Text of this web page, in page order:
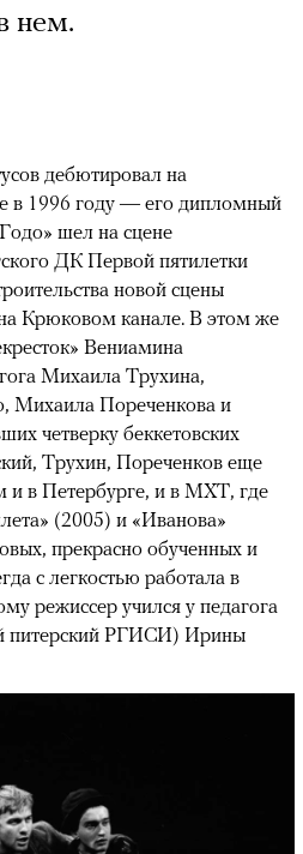
нем.
дебютировал на
в 1996 году — его дипломный
шел на сцене
ДК Первой пятилетки
новой сцены
Крюковом канале. В этом же
Вениамина
Михаила Трухина,
Михаила Пореченкова и
четверку беккетовских
Трухин, Пореченков еще
и в Петербурге, и в МХТ, где
(2005) и «Иванова»
прекрасно обученных и
с легкостью работала в
режиссер учился у педагога
РГИСИ) Ирины